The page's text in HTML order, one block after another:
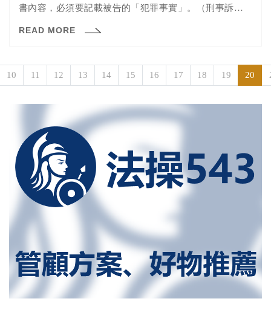
書內容，必須要記載被告的「犯罪事實」。（刑事訴訟法
READ MORE
10 11 12 13 14 15 16 17 18 19 20